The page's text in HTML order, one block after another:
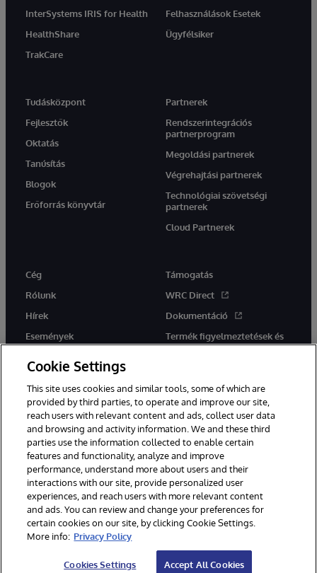
InterSystems IRIS for Health
HealthShare
TrakCare
Felhasználások Esetek
Ügyfélsiker
Tudásközpont
Fejlesztők
Oktatás
Tanúsítás
Blogok
Erőforrás könyvtár
Partnerek
Rendszerintegrációs
partnerprogram
Megoldási partnerek
Végrehajtási partnerek
Technológiai szövetségi
partnerek
Cloud Partnerek
Cég
Rólunk
Hírek
Események
Támogatás
WRC Direct
Dokumentáció
Termék figyelmeztetések és
tanácsok
Ez a weboldal gépi fordítást használ. Bármilyen fordítási konfliktus
esetén az oldal angol nyelvű változata élvez elsőbbséget.
© 1996-2026 InterSystems Corporation, Boston, MA. Minden jog
fenntartva.
Értesítések/Feltételek és feltételek
Adatvédelmi nyilatkozat
Garancia
Hozzáférhetőség
Cookie Settings
This site uses cookies and similar tools, some of which are
provided by third parties, to operate and improve our site,
reach users with relevant content and ads, collect user data
and browsing and activity information. We and these third
parties use the information collected to enable certain
features and functionality, analyze and improve
performance, understand more about users and their
interactions with our site, provide personalized user
experiences, and reach users with more relevant content
and ads. You can review and change your preferences for
certain cookies on our site, by clicking Cookie Settings.
More info: Privacy Policy
Cookies Settings Accept All Cookies